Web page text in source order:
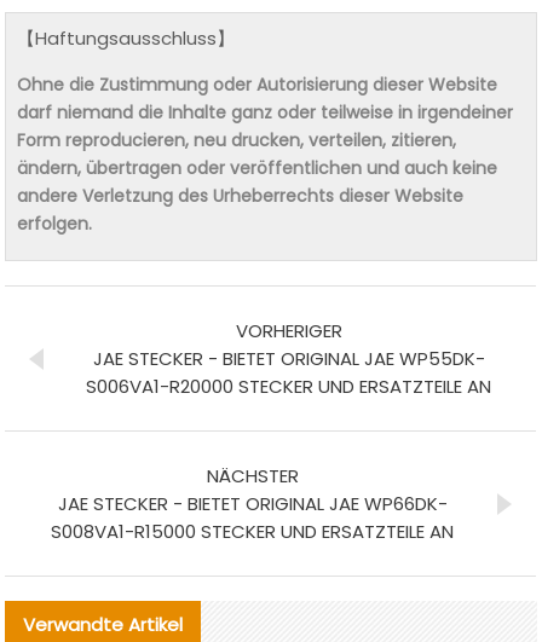
【Haftungsausschluss】
Ohne die Zustimmung oder Autorisierung dieser Website
darf niemand die Inhalte ganz oder teilweise in irgendeiner
Form reproducieren, neu drucken, verteilen, zitieren,
ändern, übertragen oder veröffentlichen und auch keine
andere Verletzung des Urheberrechts dieser Website
erfolgen.
VORHERIGER
JAE STECKER - BIETET ORIGINAL JAE WP55DK-
S006VA1-R20000 STECKER UND ERSATZTEILE AN
NÄCHSTER
JAE STECKER - BIETET ORIGINAL JAE WP66DK-
S008VA1-R15000 STECKER UND ERSATZTEILE AN
Verwandte Artikel